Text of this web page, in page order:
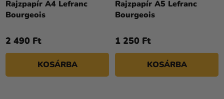
Rajzpapír A4 Lefranc
Bourgeois
2 490 Ft
KOSÁRBA
Rajzpapír A5 Lefranc
Bourgeois
1 250 Ft
KOSÁRBA